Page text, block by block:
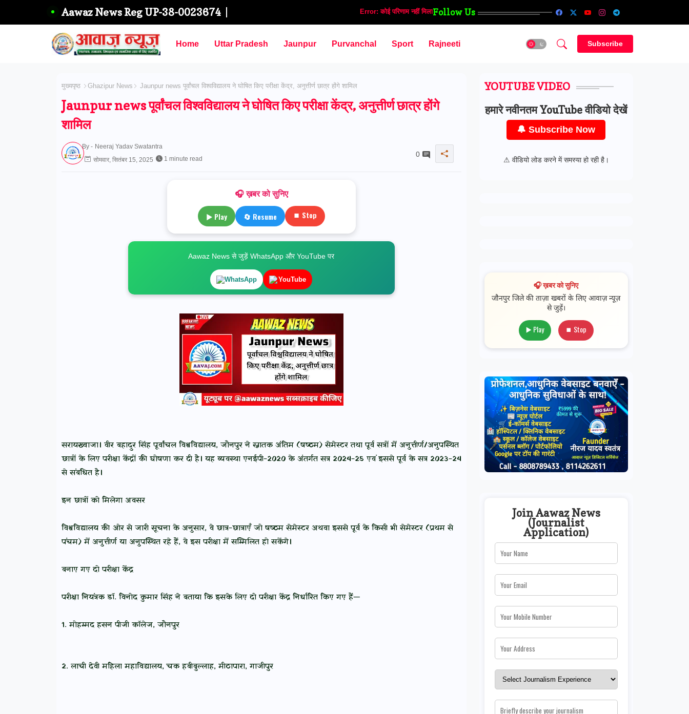
Aawaz News Reg UP-38-0023674 Error: कोई परिणाम नहीं मिलाFollow Us
Home Uttar Pradesh Jaunpur Purvanchal Sport Rajneeti Subscribe
मुख्यपृष्ठ Ghazipur News Jaunpur news पूर्वांचल विश्वविद्यालय ने घोषित किए परीक्षा केंद्र, अनुत्तीर्ण छात्र होंगे शामिल
Jaunpur news पूर्वांचल विश्वविद्यालय ने घोषित किए परीक्षा केंद्र, अनुत्तीर्ण छात्र होंगे
शामिल
By - Neeraj Yadav Swatantra
सोमवार, सितंबर 15, 2025
1 minute read
0
🎧 ख़बर को सुनिए
▶ Play 🔄 Resume ⏹ Stop
Aawaz News से जुड़ें WhatsApp और YouTube पर
WhatsApp YouTube
सरायख्वाजा। वीर बहादुर सिंह पूर्वांचल विश्वविद्यालय, जौनपुर ने स्नातक अंतिम (षष्ठम) सेमेस्टर तथा पूर्व सत्रों में अनुत्तीर्ण/अनुपस्थित
छात्रों के लिए परीक्षा केंद्रों की घोषणा कर दी है। यह व्यवस्था एनईपी-2020 के अंतर्गत सत्र 2024-25 एवं इससे पूर्व के सत्र 2023-24
से संबंधित है।
इन छात्रों को मिलेगा अवसर
विश्वविद्यालय की ओर से जारी सूचना के अनुसार, वे छात्र-छात्राएँ जो षष्ठम सेमेस्टर अथवा इससे पूर्व के किसी भी सेमेस्टर (प्रथम से
पंचम) में अनुत्तीर्ण या अनुपस्थित रहे हैं, वे इस परीक्षा में सम्मिलित हो सकेंगे।
बनाए गए दो परीक्षा केंद्र
परीक्षा नियंत्रक डॉ. विनोद कुमार सिंह ने बताया कि इसके लिए दो परीक्षा केंद्र निर्धारित किए गए हैं—
1. मोहम्मद हसन पीजी कॉलेज, जौनपुर
2. लाची देवी महिला महाविद्यालय, चक हबीबुल्लाह, मीठापारा, गाजीपुर
YOUTUBE VIDEO
हमारे नवीनतम YouTube वीडियो देखें
🔔 Subscribe Now
⚠ वीडियो लोड करने में समस्या हो रही है।
🎧 ख़बर को सुनिए
जौनपुर जिले की ताज़ा खबरों के लिए आवाज़ न्यूज़
से जुड़ें।
▶️ Play ⏹ Stop
Join Aawaz News
(Journalist
Application)